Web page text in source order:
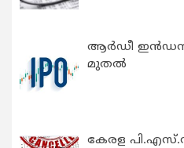
ആർഡീ
മുതൽ
കേരള